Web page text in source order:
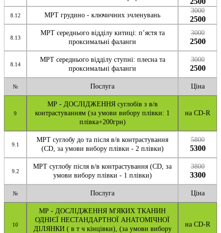
8.12 МРТ грудино - ключичних зчленувань
3000
2500
8.13
МРТ середнього відділу китиці: п’ястя та
проксимальні фаланги
3000
2500
8.14
МРТ середнього відділу ступні: плесна та
проксимальні фаланги
3000
2500
№ Послуга Ціна
9
МР - ДОСЛІДЖЕННЯ суглобів з в/в
контрастуванням (за умови вибору плівки: 1
плівка+200грн)
на CD-R
9.1
МРТ суглобу до та після в/в контрастування
(CD, за умови вибору плівки - 2 плівки)
5800
5300
9.2
МРТ суглобу після в/в контрастування (CD, за
умови вибору плівки - 1 плівки)
3800
3300
№ Послуга Ціна
10
МР - ДОСЛІДЖЕННЯ М'ЯКИХ ТКАНИН
ОДНІЄЇ НЕСТАНДАРТНОЇ АНАТОМІЧНОЇ
ДІЛЯНКИ ( в т ч кінцівки), (за умови вибору
на CD-R